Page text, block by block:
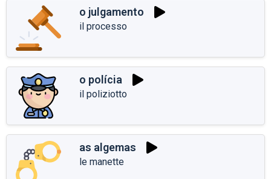
o julgamento
il processo
o polícia
il poliziotto
as algemas
le manette